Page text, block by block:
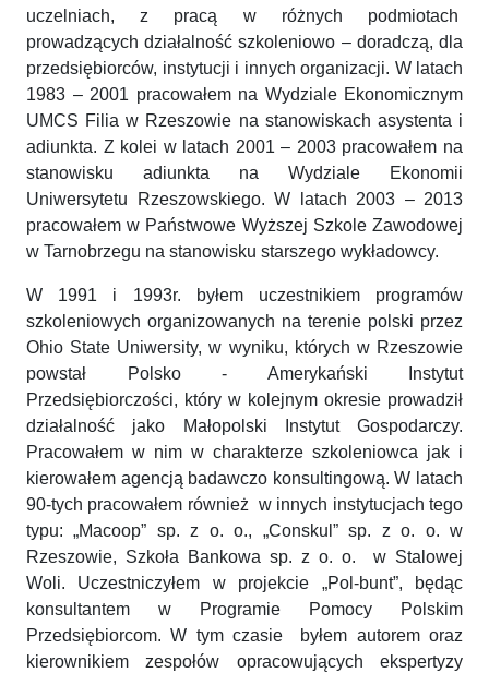
uczelniach, z pracą w różnych podmiotach
prowadzących działalność szkoleniowo – doradczą, dla
przedsiębiorców, instytucji i innych organizacji. W latach
1983 – 2001 pracowałem na Wydziale Ekonomicznym
UMCS Filia w Rzeszowie na stanowiskach asystenta i
adiunkta. Z kolei w latach 2001 – 2003 pracowałem na
stanowisku adiunkta na Wydziale Ekonomii
Uniwersytetu Rzeszowskiego. W latach 2003 – 2013
pracowałem w Państwowe Wyższej Szkole Zawodowej
w Tarnobrzegu na stanowisku starszego wykładowcy.
W 1991 i 1993r. byłem uczestnikiem programów
szkoleniowych organizowanych na terenie polski przez
Ohio State Uniwersity, w wyniku, których w Rzeszowie
powstał Polsko - Amerykański Instytut
Przedsiębiorczości, który w kolejnym okresie prowadził
działalność jako Małopolski Instytut Gospodarczy.
Pracowałem w nim w charakterze szkoleniowca jak i
kierowałem agencją badawczo konsultingową. W latach
90-tych pracowałem również w innych instytucjach tego
typu: „Macoop” sp. z o. o., „Conskul” sp. z o. o. w
Rzeszowie, Szkoła Bankowa sp. z o. o. w Stalowej
Woli. Uczestniczyłem w projekcie „Pol-bunt”, będąc
konsultantem w Programie Pomocy Polskim
Przedsiębiorcom. W tym czasie byłem autorem oraz
kierownikiem zespołów opracowujących ekspertyzy